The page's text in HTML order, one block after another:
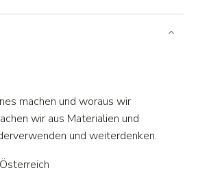
machen und woraus wir
wir aus Materialien und
und weiterdenken.